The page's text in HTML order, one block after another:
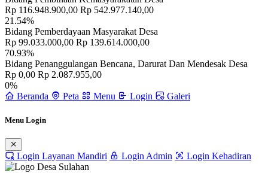
Rp 116.948.900,00 Rp 542.977.140,00
21.54%
Bidang Pemberdayaan Masyarakat Desa
Rp 99.033.000,00 Rp 139.614.000,00
70.93%
Bidang Penanggulangan Bencana, Darurat Dan Mendesak Desa
Rp 0,00 Rp 2.087.955,00
0%
Beranda
Peta Menu Login Galeri
Menu Login
Login Layanan Mandiri Login Admin Login Kehadiran